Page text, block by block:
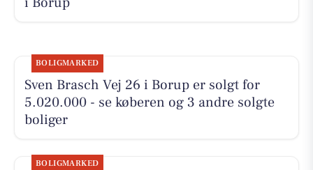
BOLIGMARKED
Sven Brasch Vej 26 i Borup er solgt for
5.020.000 - se køberen og 3 andre solgte
boliger
BOLIGMARKED